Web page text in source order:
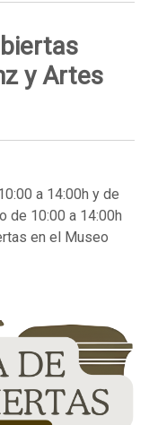
y Artes
a 14:00h y de
de 10:00 a 14:00h
en el Museo